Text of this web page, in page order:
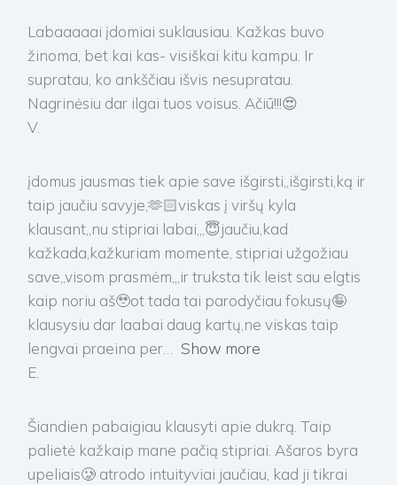
Labaaaaai įdomiai suklausiau. Kažkas buvo
žinoma, bet kai kas- visiškai kitu kampu. Ir
supratau, ko ankščiau išvis nesupratau.
Nagrinėsiu dar ilgai tuos voisus. Ačiū!!!😍
V.
įdomus jausmas tiek apie save išgirsti,,išgirsti,ką ir
taip jaučiu savyje,🫶🏻viskas į viršų kyla
klausant,,nu stipriai labai,,,😇jaučiu,kad
kažkada,kažkuriam momente, stipriai užgožiau
save,,visom prasmėm,,,ir truksta tik leist sau elgtis
kaip noriu aš🥹ot tada tai parodyčiau fokusų🤪
klausysiu dar laabai daug kartų,ne viskas taip
lengvai praeina per
Show more
E.
Šiandien pabaigiau klausyti apie dukrą. Taip
palietė kažkaip mane pačią stipriai. Ašaros byra
upeliais🥲 atrodo intuityviai jaučiau, kad ji tikrai